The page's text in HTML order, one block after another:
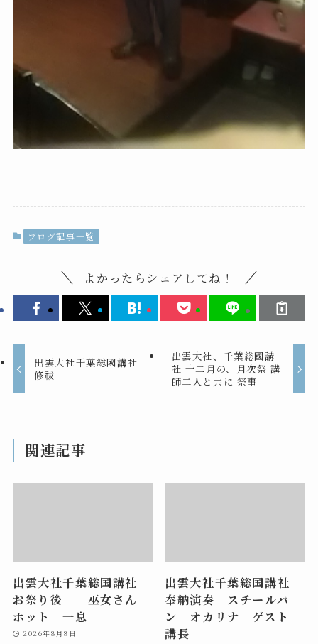
ブログ記事一覧
よかったらシェアしてね！
出雲大社千葉総國講社
修祓
出雲大社、千葉総國講
社 十二月の、月次祭 講
師二人と共に 祭事
関連記事
出雲大社千葉総国講社
お祭り後 巫女さん
ホット 一息
2026年8月8日
出雲大社千葉総国講社
奉納演奏 スチールパ
ン オカリナ ゲスト
講長